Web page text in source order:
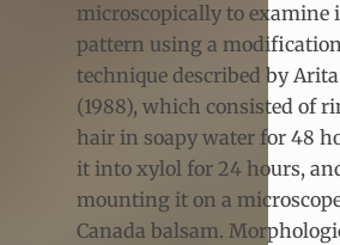
microscopically to examine
pattern using a
technique described by
(1988), which consisted of
hair in soapy water for 48
it into xylol for 24 hours,
mounting it on a
Canada balsam.